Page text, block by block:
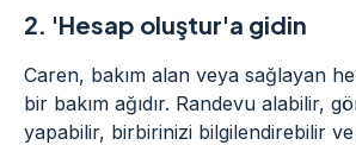
2. 'Hesap oluştur'a gidin
Caren, bakım alan veya sağlayan
bir bakım ağıdır. Randevu alabilir,
yapabilir, birbirinizi bilgilendirebilir ve